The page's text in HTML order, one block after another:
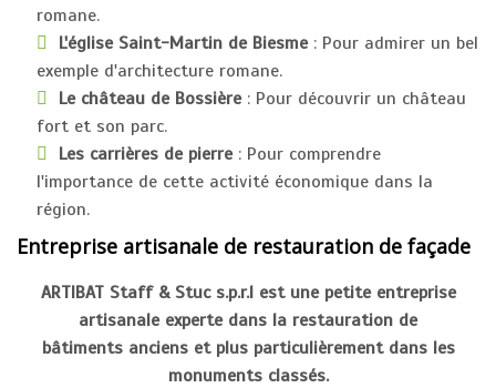
romane.
L'église Saint-Martin de Biesme: Pour admirer un bel
exemple d'architecture romane.
Le château de Bossière: Pour découvrir un château
fort et son parc.
Les carrières de pierre: Pour comprendre
l'importance de cette activité économique dans la
région.
Entreprise artisanale de restauration de façade
ARTIBAT Staff & Stuc s.p.r.l est une petite entreprise
artisanale experte dans la restauration de
bâtiments anciens et plus particulièrement dans les
monuments classés.